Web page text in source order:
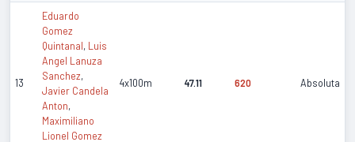
13
Eduardo
Gomez
Quintanal Luis
Angel Lanuza
Sanchez
Javier Candela
Anton
Maximiliano
Lionel Gomez
4x100m 47.11 620 Absoluta